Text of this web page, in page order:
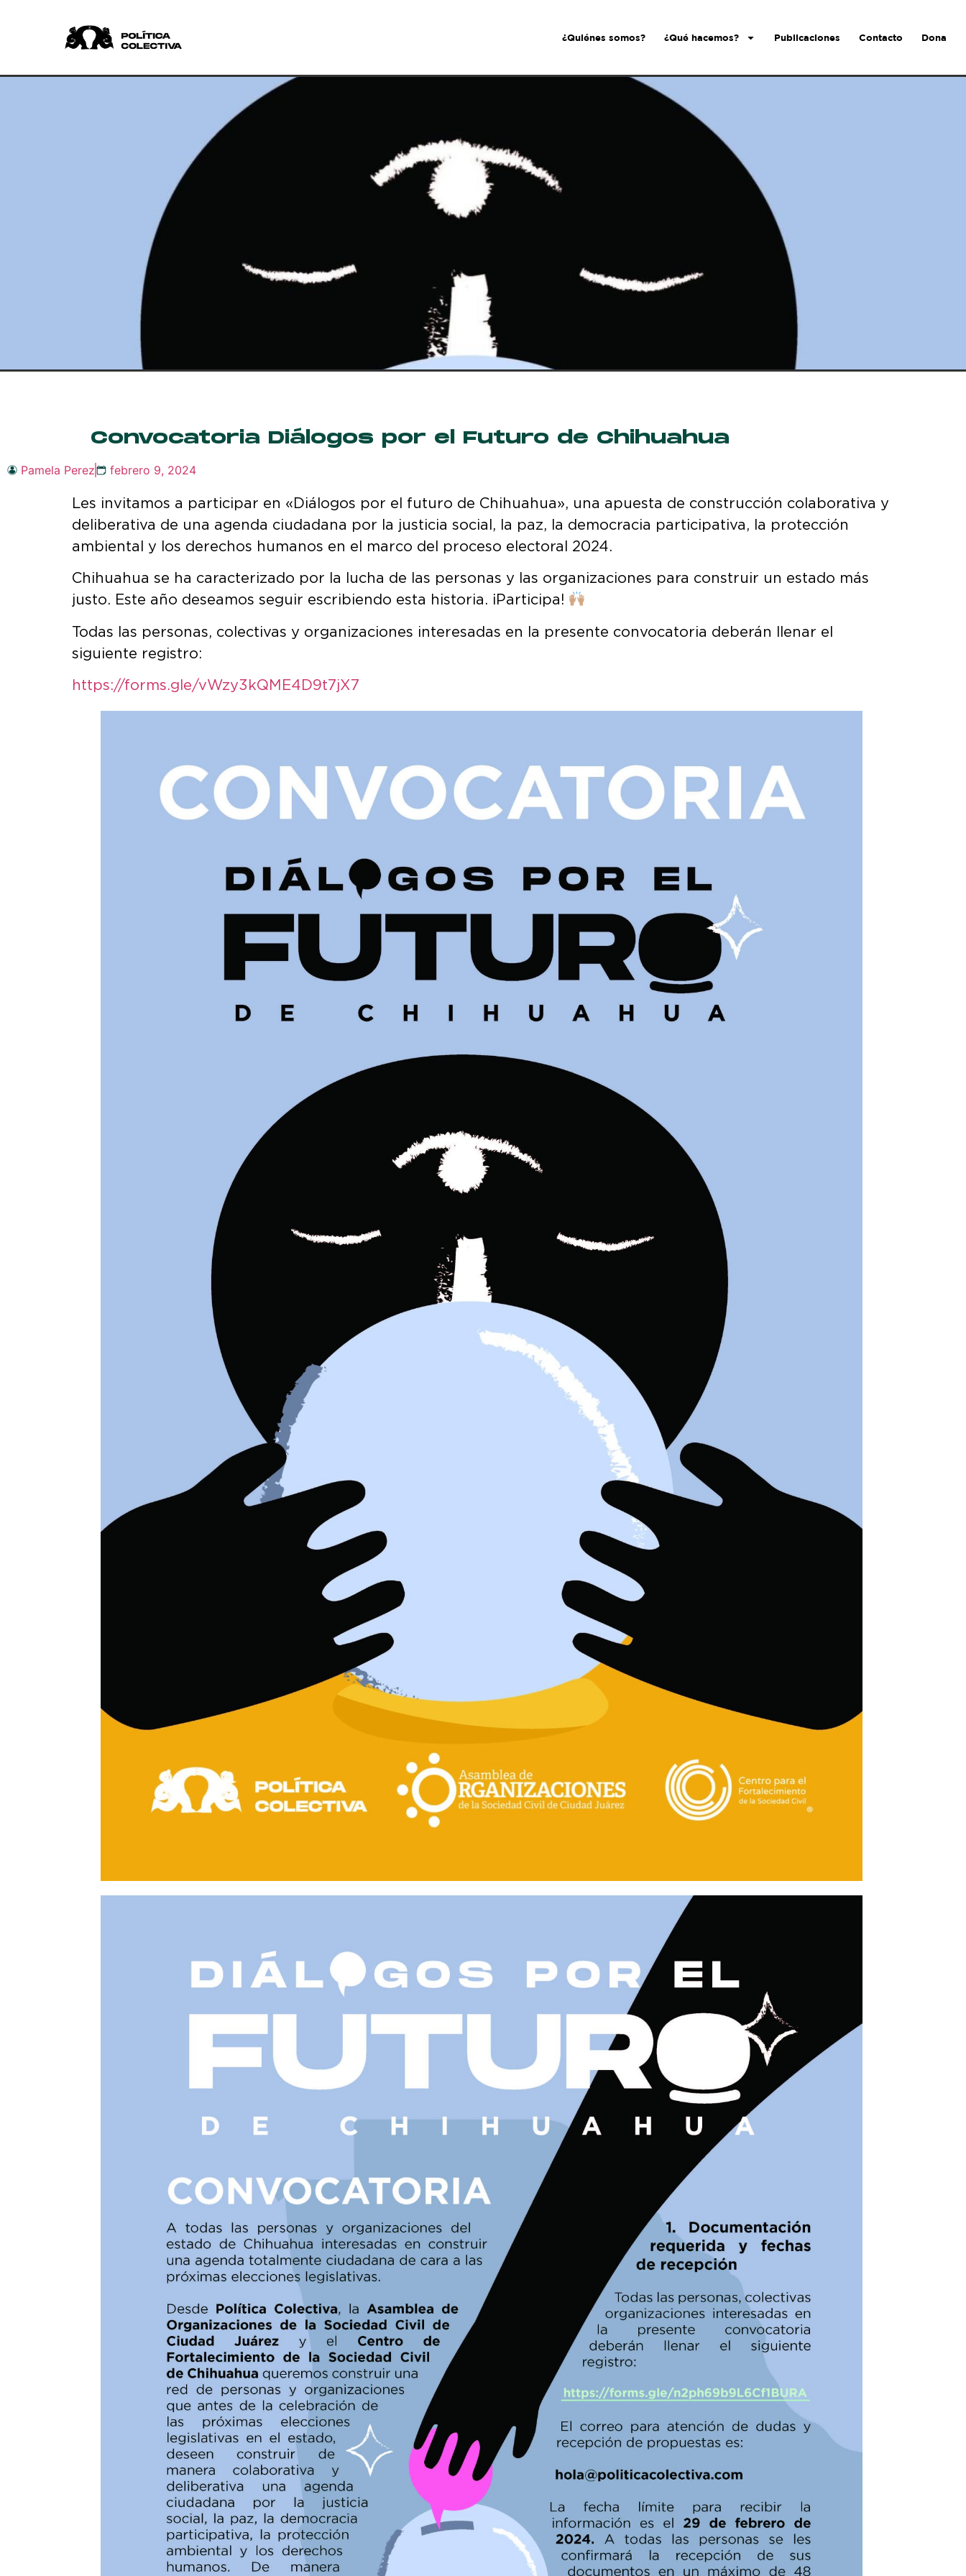
¿Quiénes somos? ¿Qué hacemos? Publicaciones Contacto Dona
Convocatoria Diálogos por el Futuro de Chihuahua
Pamela Perez febrero 9, 2024
Les invitamos a participar en «Diálogos por el futuro de Chihuahua», una apuesta de construcción colaborativa y
deliberativa de una agenda ciudadana por la justicia social, la paz, la democracia participativa, la protección
ambiental y los derechos humanos en el marco del proceso electoral 2024.
Chihuahua se ha caracterizado por la lucha de las personas y las organizaciones para construir un estado más
justo. Este año deseamos seguir escribiendo esta historia. ¡Participa!
Todas las personas, colectivas y organizaciones interesadas en la presente convocatoria deberán llenar el
siguiente registro:
https://forms.gle/vWzy3kQME4D9t7jX7